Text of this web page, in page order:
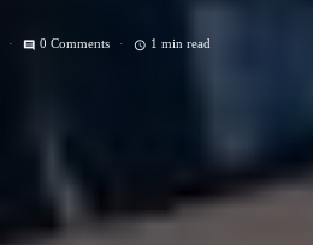
comment 0 Comments access_time 1 min read